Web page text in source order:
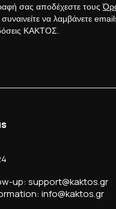
σας αποδέχεστε τους
συναινείτε να λαμβάνετε
ΚΑΚΤΟΣ.
up: support@kaktos.gr
info@kaktos.gr